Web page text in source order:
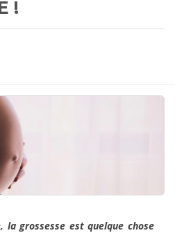
!
la grossesse est quelque chose